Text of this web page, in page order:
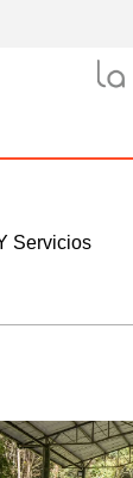
Servicios